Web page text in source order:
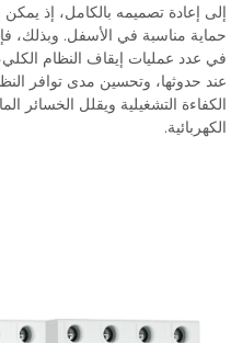
إلى إعادة تصميمه بالكامل، إذ
حماية مناسبة في الأسفل. وبذلك،
في عدد عمليات إيقاف النظام
عند حدوثها، وتحسين مدى توافر
الكفاءة التشغيلية ويقلل الخسائر
الكهربائية.